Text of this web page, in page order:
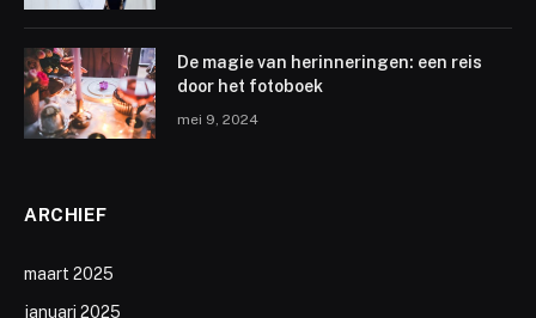
De magie van herinneringen: een reis
door het fotoboek
mei 9, 2024
ARCHIEF
maart 2025
januari 2025